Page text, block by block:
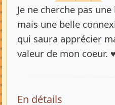
Je ne cherche pas
mais une belle
qui saura apprécier
valeur de mon coeur. ♥️
En détails